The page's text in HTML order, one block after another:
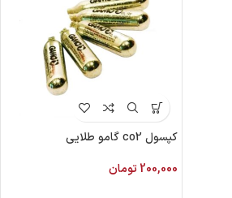
کپسول co2 گامو طلایی
200,000تومان